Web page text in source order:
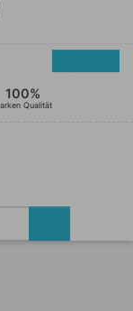
100%
Qualität